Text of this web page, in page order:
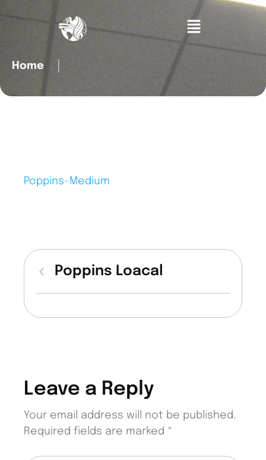
Home
Poppins-Medium
Poppins Loacal
Leave a Reply
Your email address will not be published.
Required fields are marked *